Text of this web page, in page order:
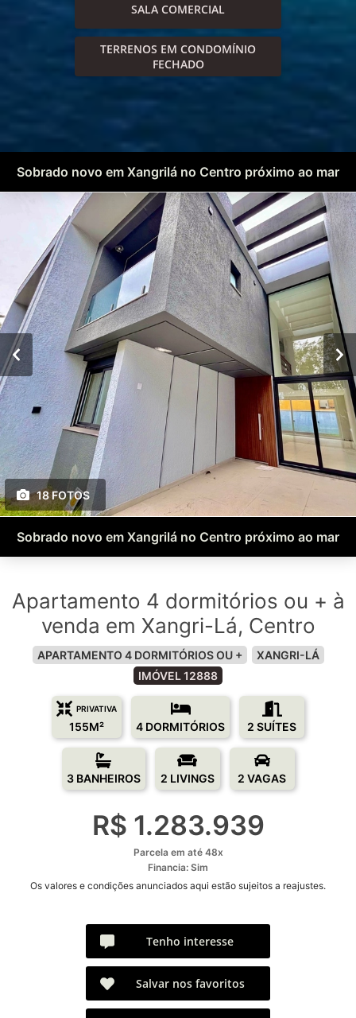
SALA COMERCIAL
TERRENOS EM CONDOMÍNIO
FECHADO
Sobrado novo em Xangrilá no Centro próximo ao mar
18 FOTOS
Sobrado novo em Xangrilá no Centro próximo ao mar
Apartamento 4 dormitórios ou + à
venda em Xangri-Lá, Centro
APARTAMENTO 4 DORMITÓRIOS OU +
XANGRI-LÁ
IMÓVEL 12888
PRIVATIVA
155M² 4 DORMITÓRIOS 2 SUÍTES
3 BANHEIROS 2 LIVINGS 2 VAGAS
R$ 1.283.939
Parcela em até 48x
Financia: Sim
Os valores e condições anunciados aqui estão sujeitos a reajustes.
Tenho interesse
Salvar nos favoritos